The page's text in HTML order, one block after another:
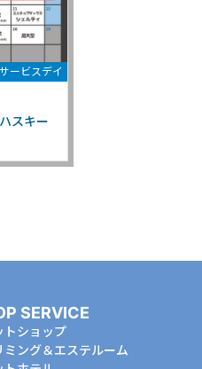
サービスデイ
スキー
SERVICE
トショップ
ミング＆エステルーム